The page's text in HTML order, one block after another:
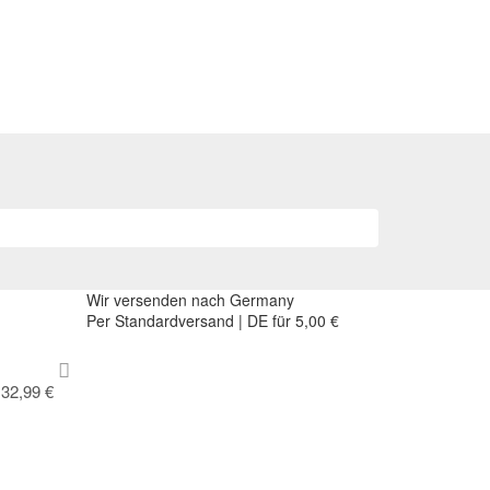
32,99 €
Wir versenden nach Germany
Per Standardversand | DE für 5,00 €